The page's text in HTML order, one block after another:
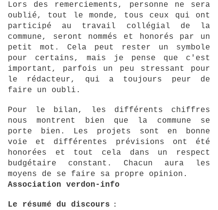
Lors des remerciements, personne ne sera
oublié, tout le monde, tous ceux qui ont
participé au travail collégial de la
commune, seront nommés et honorés par un
petit mot. Cela peut rester un symbole
pour certains, mais je pense que c'est
important, parfois un peu stressant pour
le rédacteur, qui a toujours peur de
faire un oubli.
Pour le bilan, les différents chiffres
nous montrent bien que la commune se
porte bien. Les projets sont en bonne
voie et différentes prévisions ont été
honorées et tout cela dans un respect
budgétaire constant. Chacun aura les
moyens de se faire sa propre opinion.
Association verdon-info
Le résumé du discours :